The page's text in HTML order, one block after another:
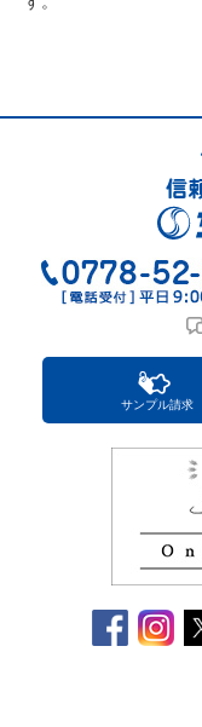
サンプル請求